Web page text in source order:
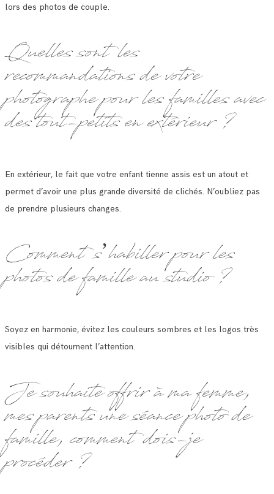
lors des photos de couple.
Quelles sont les
recommandations de votre
photographe pour les familles avec
des tout-petits en extérieur ?
En extérieur, le fait que votre enfant tienne assis est un atout et
permet d’avoir une plus grande diversité de clichés. N’oubliez pas
de prendre plusieurs changes.
Comment s’habiller pour les
photos de famille au studio ?
Soyez en harmonie, évitez les couleurs sombres et les logos très
visibles qui détournent l’attention.
Je souhaite offrir à ma femme,
mes parents une séance photo de
famille, comment dois-je
procéder ?